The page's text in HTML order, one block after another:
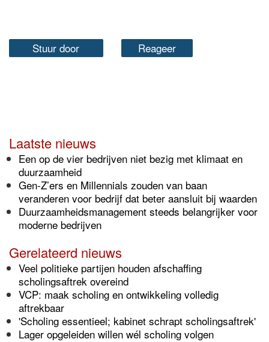
Stuur door Reageer
Laatste nieuws
Een op de vier bedrijven niet bezig met klimaat en
duurzaamheid
Gen-Z’ers en Millennials zouden van baan
veranderen voor bedrijf dat beter aansluit bij waarden
Duurzaamheidsmanagement steeds belangrijker voor
moderne bedrijven
Gerelateerd nieuws
Veel politieke partijen houden afschaffing
scholingsaftrek overeind
VCP: maak scholing en ontwikkeling volledig
aftrekbaar
'Scholing essentieel; kabinet schrapt scholingsaftrek'
Lager opgeleiden willen wél scholing volgen